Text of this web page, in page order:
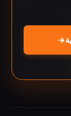
→